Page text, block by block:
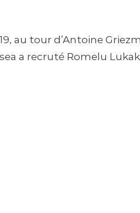
au tour d’Antoine
a recruté Romelu